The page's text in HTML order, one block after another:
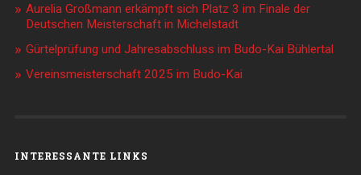
Aurelia Großmann erkämpft sich Platz 3 im Finale der
Deutschen Meisterschaft in Michelstadt
Gürtelprüfung und Jahresabschluss im Budo-Kai Bühlertal
Vereinsmeisterschaft 2025 im Budo-Kai
INTERESSANTE LINKS